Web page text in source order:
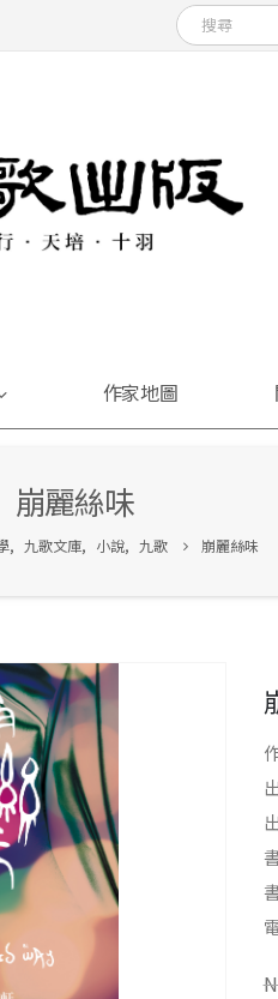
作家地圖
崩麗絲味
, 九歌文庫, 小說, 九歌 崩麗絲味